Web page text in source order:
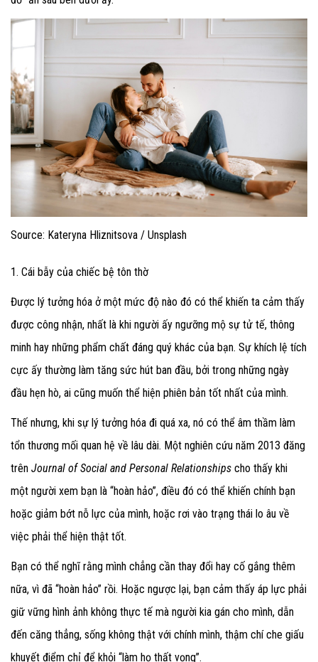
Source: Kateryna Hliznitsova / Unsplash
1. Cái bẫy của chiếc bệ tôn thờ
Được lý tưởng hóa ở một mức độ nào đó có thể khiến ta cảm thấy
được công nhận, nhất là khi người ấy ngưỡng mộ sự tử tế, thông
minh hay những phẩm chất đáng quý khác của bạn. Sự khích lệ tích
cực ấy thường làm tăng sức hút ban đầu, bởi trong những ngày
đầu hẹn hò, ai cũng muốn thể hiện phiên bản tốt nhất của mình.
Thế nhưng, khi sự lý tưởng hóa đi quá xa, nó có thể âm thầm làm
tổn thương mối quan hệ về lâu dài. Một nghiên cứu năm 2013 đăng
trên Journal of Social and Personal Relationships cho thấy khi
một người xem bạn là “hoàn hảo”, điều đó có thể khiến chính bạn
hoặc giảm bớt nỗ lực của mình, hoặc rơi vào trạng thái lo âu về
việc phải thể hiện thật tốt.
Bạn có thể nghĩ rằng mình chẳng cần thay đổi hay cố gắng thêm
nữa, vì đã “hoàn hảo” rồi. Hoặc ngược lại, bạn cảm thấy áp lực phải
giữ vững hình ảnh không thực tế mà người kia gán cho mình, dẫn
đến căng thẳng, sống không thật với chính mình, thậm chí che giấu
khuyết điểm chỉ để khỏi “làm họ thất vọng”.